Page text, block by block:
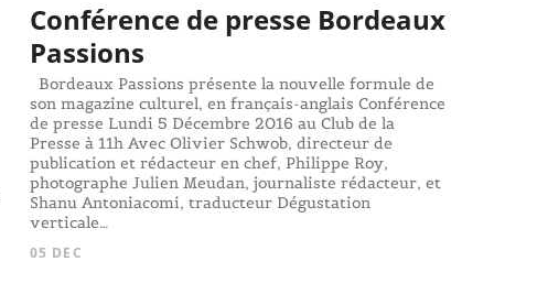
Conférence de presse Bordeaux
Passions
Bordeaux Passions présente la nouvelle formule de
son magazine culturel, en français-anglais Conférence
de presse Lundi 5 Décembre 2016 au Club de la
Presse à 11h Avec Olivier Schwob, directeur de
publication et rédacteur en chef, Philippe Roy,
photographe Julien Meudan, journaliste rédacteur, et
Shanu Antoniacomi, traducteur Dégustation
verticale…
05 DEC